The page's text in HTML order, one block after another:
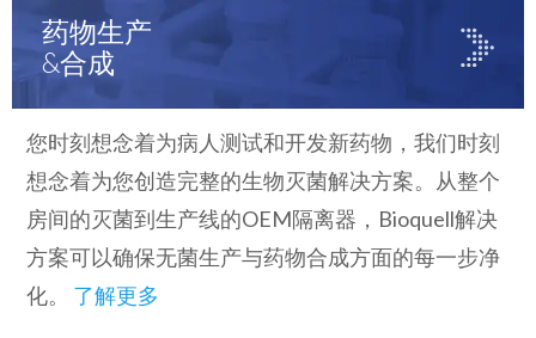
药物生产
&合成
您时刻想念着为病人测试和开发新药物，我们时刻
想念着为您创造完整的生物灭菌解决方案。从整个
房间的灭菌到生产线的OEM隔离器，Bioquell解决
方案可以确保无菌生产与药物合成方面的每一步净
化。 了解更多